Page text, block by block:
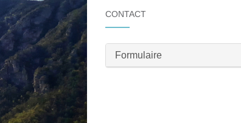
CONTACT
Formulaire